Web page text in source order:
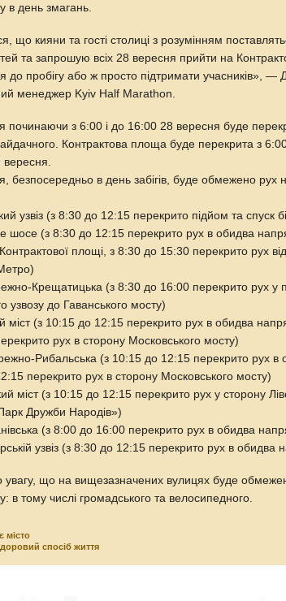
в день змагань.
що кияни та гості столиці з розумінням
та запрошую всіх 28 вересня прийти на
до пробігу або ж просто підтримати учасників», —
менеджер Kyiv Half Marathon.
починаючи з 6:00 і до 16:00 28 вересня буде
Контрактова площа буде перекрита з
безпосередньо в день забігів, буде обмежено рух
узвіз (з 8:30 до 12:15 перекрито підйом та спуск
шосе (з 8:30 до 12:15 перекрито рух в обидва
площі, з 8:30 до 15:30 перекрито рух
Крещатицька (з 8:30 до 16:00 перекрито рух у
узвозу до Гаванського мосту)
міст (з 10:15 до 12:15 перекрито рух в обидва
рух в сторону Московського мосту)
Рибальська (з 10:15 до 12:15 перекрито рух в
перекрито рух в сторону Московського мосту)
міст (з 10:15 до 12:15 перекрито рух у сторону
Дружби Народів»)
(з 8:00 до 16:00 перекрито рух в обидва
узвіз (з 8:30 до 12:15 перекрито рух в обидва
увагу, що на вищезазначених вулицях буде
в тому числі громадського та велосипедного.
місто
спосіб життя